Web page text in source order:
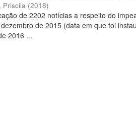
Priscila (2018)
de 2202 notícias a respeito do
de 2015 (data em que foi
2016 ...